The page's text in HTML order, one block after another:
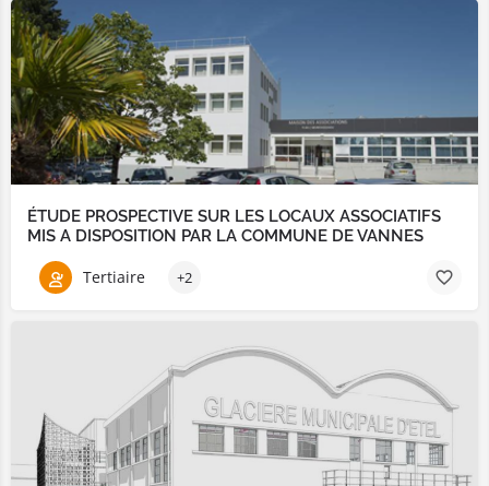
ÉTUDE PROSPECTIVE SUR LES LOCAUX ASSOCIATIFS
MIS A DISPOSITION PAR LA COMMUNE DE VANNES
Tertiaire +2